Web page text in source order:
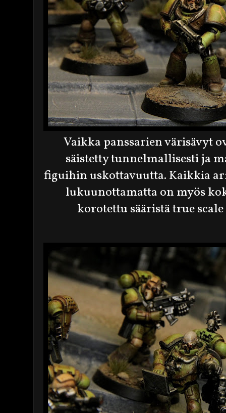
Vaikka panssarien värisävyt
säistetty tunnelmallisesti ja
figuihin uskottavuutta. Kaikkia
lukuunottamatta on myös
korotettu sääristä true